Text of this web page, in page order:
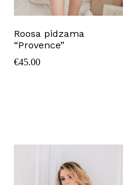
Roosa pidzama
“Provence”
€45.00